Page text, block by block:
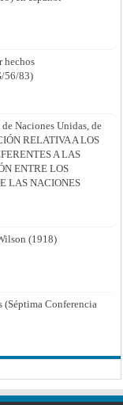
hechos
56/83)
Naciones Unidas, de
RELATIVA A LOS
A LAS
ENTRE LOS
LAS NACIONES
(1918)
(Séptima Conferencia